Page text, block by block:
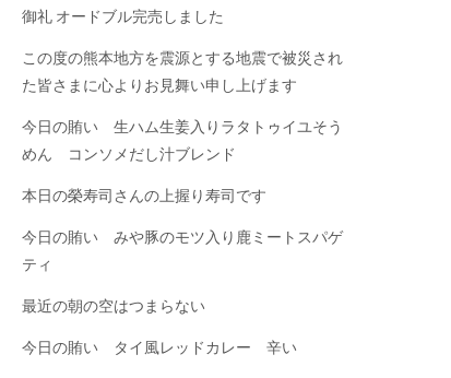
御礼 オードブル完売しました
この度の熊本地方を震源とする地震で被災され
た皆さまに心よりお見舞い申し上げます
今日の賄い 生ハム生姜入りラタトゥイユそう
めん コンソメだし汁ブレンド
本日の榮寿司さんの上握り寿司です
今日の賄い みや豚のモツ入り鹿ミートスパゲ
ティ
最近の朝の空はつまらない
今日の賄い タイ風レッドカレー 辛い